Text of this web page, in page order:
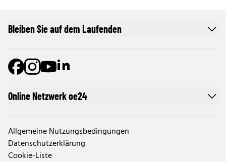
Online Netzwerk oe24
Allgemeine Nutzungsbedingungen
Datenschutzerklärung
Cookie-Liste
Bleiben Sie auf dem Laufenden